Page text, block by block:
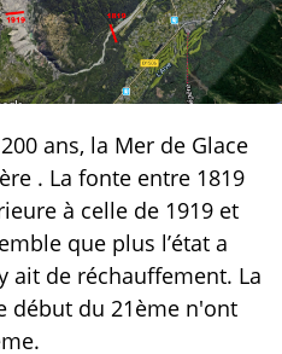
ans, la Mer de Glace
. La fonte entre 1819
à celle de 1919 et
que plus l’état a
ait de réchauffement. La
début du 21ème n'ont